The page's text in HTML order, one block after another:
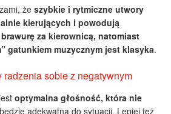
że szybkie i rytmiczne utwory
kierujących i powodują
za kierownicą, natomiast
gatunkiem muzycznym jest klasyka.
radzenia sobie z negatywnym
optymalna głośność, która nie
adekwatna do sytuacji. Lepiej też